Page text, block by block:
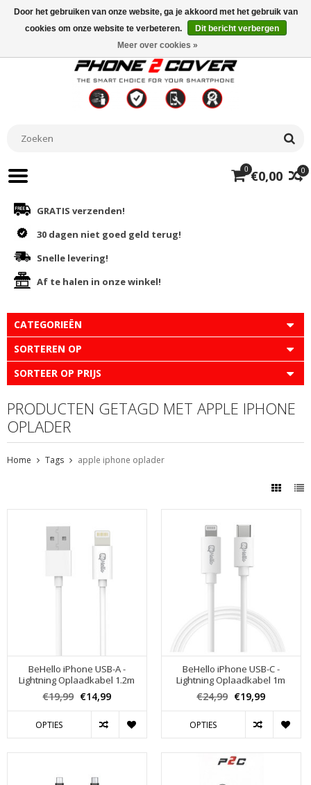
0
0 €0,00
GRATIS verzenden!
30 dagen niet goed geld terug!
Snelle levering!
Af te halen in onze winkel!
CATEGORIEËN
SORTEREN OP
SORTEER OP PRIJS
PRODUCTEN GETAGD MET APPLE IPHONE
OPLADER
Home Tags apple iphone oplader
BeHello iPhone USB-A -
Lightning Oplaadkabel 1.2m
€19,99 €14,99
OPTIES
BeHello iPhone USB-C -
Lightning Oplaadkabel 1m
€24,99 €19,99
OPTIES
Door het gebruiken van onze website, ga je akkoord met het gebruik van
cookies om onze website te verbeteren.
Dit bericht verbergen
Meer over cookies »